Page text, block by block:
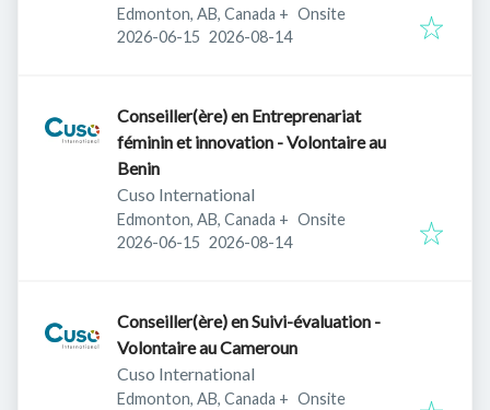
Edmonton, AB, Canada + Onsite
Published:
2026-06-15 Expires:
2026-08-14
Conseiller(ère) en Entreprenariat
féminin et innovation - Volontaire au
Benin
Cuso International
Edmonton, AB, Canada + Onsite
Published:
2026-06-15 Expires:
2026-08-14
Conseiller(ère) en Suivi-évaluation -
Volontaire au Cameroun
Cuso International
Edmonton, AB, Canada + Onsite